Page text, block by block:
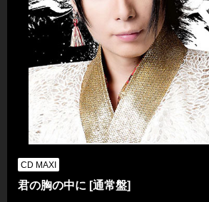
CD MAXI
君の胸の中に [通常盤]